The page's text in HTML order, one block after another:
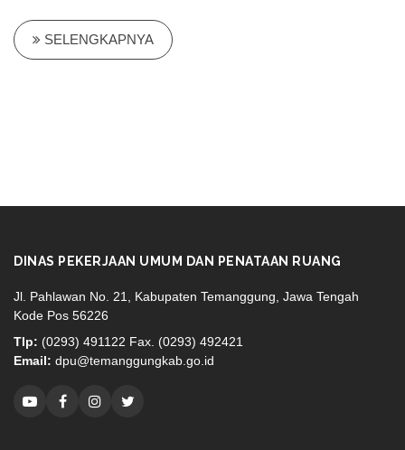
SELENGKAPNYA
DINAS PEKERJAAN UMUM DAN PENATAAN RUANG
Jl. Pahlawan No. 21, Kabupaten Temanggung, Jawa Tengah
Kode Pos 56226
Tlp: (0293) 491122 Fax. (0293) 492421
Email: dpu@temanggungkab.go.id